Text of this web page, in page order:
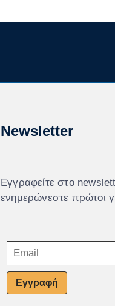
Newsletter
Εγγραφείτε στο
ενημερώνεστε πρώτοι
Εγγραφή